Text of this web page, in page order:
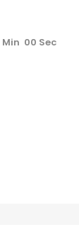
Min 00 Sec